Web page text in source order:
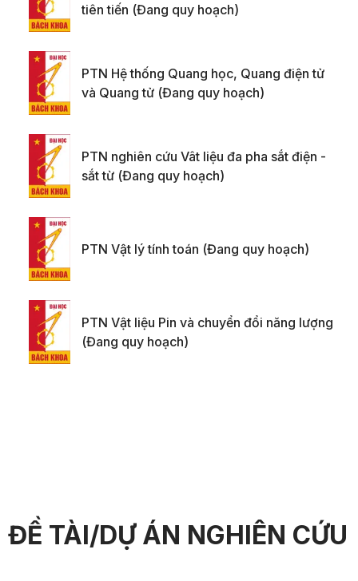
tiên tiến (Đang quy hoạch)
PTN Hệ thống Quang học, Quang điện tử
và Quang tử (Đang quy hoạch)
PTN nghiên cứu Vât liệu đa pha sắt điện -
sắt từ (Đang quy hoạch)
PTN Vật lý tính toán (Đang quy hoạch)
PTN Vật liệu Pin và chuyển đổi năng lượng
(Đang quy hoạch)
ĐỀ TÀI/DỰ ÁN NGHIÊN CỨU